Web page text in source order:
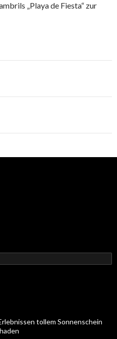
„Playa de Fiesta“ zur
tollem Sonnenschein